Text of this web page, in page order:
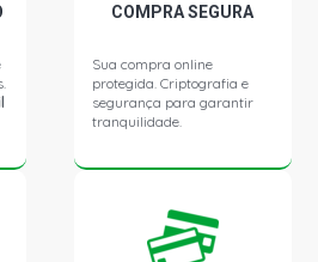
(168) HATCH 1.9 16V
(2001 - 2005)
COMPRA SEGURA
Sua compra online
protegida. Criptografia e
segurança para garantir
tranquilidade.